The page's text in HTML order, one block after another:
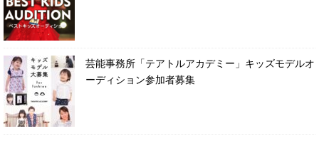
芸能事務所「テアトルアカデミー」キッズモデルオ
ーディション参加者募集